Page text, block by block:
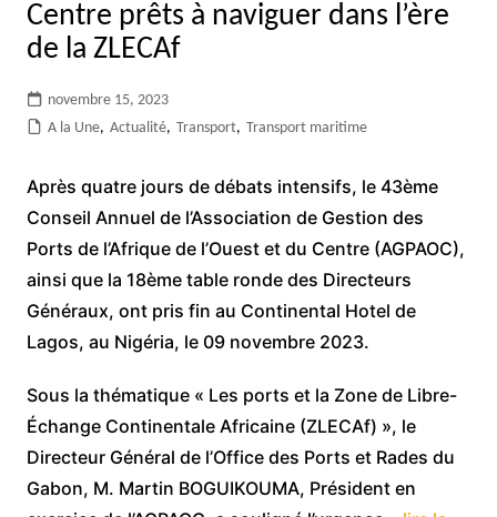
Centre prêts à naviguer dans l’ère
de la ZLECAf
novembre 15, 2023
A la Une, Actualité, Transport, Transport maritime
Après quatre jours de débats intensifs, le 43ème
Conseil Annuel de l’Association de Gestion des
Ports de l’Afrique de l’Ouest et du Centre (AGPAOC),
ainsi que la 18ème table ronde des Directeurs
Généraux, ont pris fin au Continental Hotel de
Lagos, au Nigéria, le 09 novembre 2023.
Sous la thématique « Les ports et la Zone de Libre-
Échange Continentale Africaine (ZLECAf) », le
Directeur Général de l’Office des Ports et Rades du
Gabon, M. Martin BOGUIKOUMA, Président en